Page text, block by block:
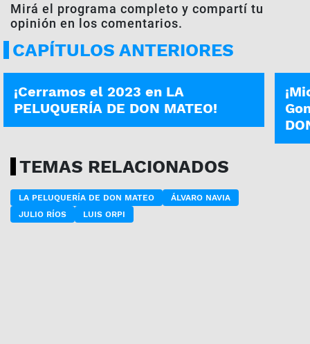
Mirá el programa completo y compartí tu
opinión en los comentarios.
CAPÍTULOS ANTERIORES
PROGRAMA COMPLETO
¡Cerramos el 2023 en LA
PELUQUERÍA DE DON MATEO!
TEMAS RELACIONADOS
LA PELUQUERÍA DE DON MATEO
ÁLVARO NAVIA
JULIO RÍOS
LUIS ORPI